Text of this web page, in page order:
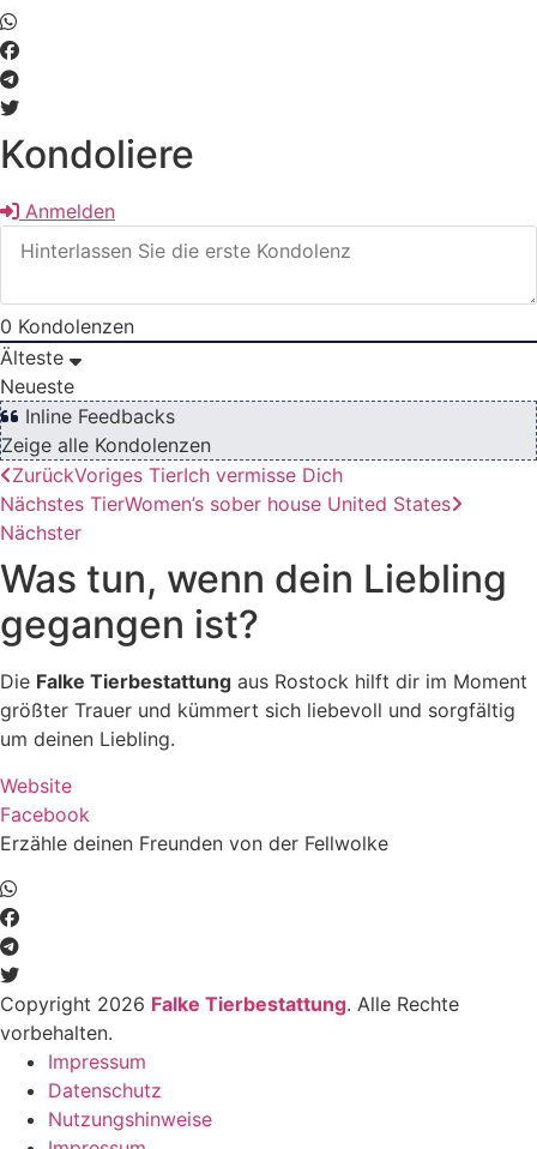
Kondoliere
Anmelden
0 Kondolenzen
Älteste
Neueste
Inline Feedbacks
Zeige alle Kondolenzen
ZurückVoriges TierIch vermisse Dich
Nächstes TierWomen’s sober house United States
Nächster
Was tun, wenn dein Liebling
gegangen ist?
Die Falke Tierbestattung aus Rostock hilft dir im Moment
größter Trauer und kümmert sich liebevoll und sorgfältig
um deinen Liebling.
Website
Facebook
Erzähle deinen Freunden von der Fellwolke
Copyright 2026 Falke Tierbestattung. Alle Rechte
vorbehalten.
Impressum
Datenschutz
Nutzungshinweise